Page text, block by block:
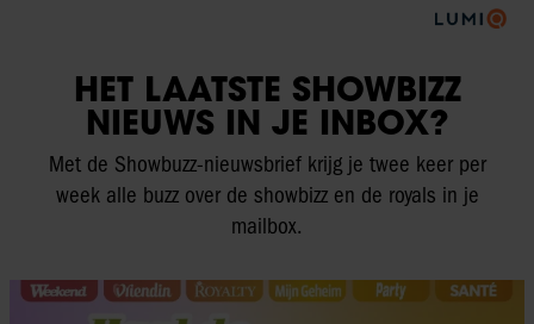
HET LAATSTE SHOWBIZZ
NIEUWS IN JE INBOX?
Met de Showbuzz-nieuwsbrief krijg je twee keer per
week alle buzz over de showbizz en de royals in je
mailbox.